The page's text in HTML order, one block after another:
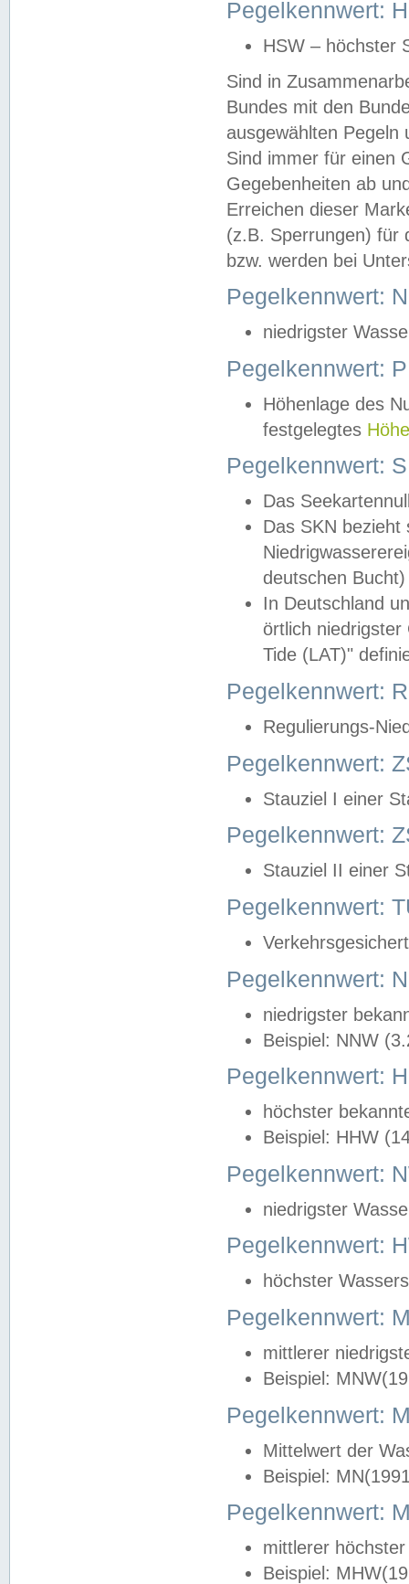
Pegelkennwert:
HSW – höchster
Sind in
Bundes mit den
ausgewählten
Sind immer für einen
Gegebenheiten ab
Erreichen dieser
(z.B. Sperrungen) für
bzw. werden bei
Pegelkennwert:
niedrigster
Pegelkennwert:
Höhenlage des
festgelegtes
Pegelkennwert:
Das
Das SKN
deutschen
In Deutschland
örtlich
Tide (LAT)"
Pegelkennwert:
Regulierungs-
Pegelkennwert:
Stauziel I einer
Pegelkennwert:
Stauziel II einer
Pegelkennwert:
Pegelkennwert:
niedrigster
Beispiel: NNW
Pegelkennwert:
höchster
Beispiel: HHW
Pegelkennwert:
niedrigster
Pegelkennwert:
höchster
Pegelkennwert:
mittlerer
Beispiel:
Pegelkennwert:
Mittelwert der
Beispiel:
Pegelkennwert:
mittlerer
Beispiel: